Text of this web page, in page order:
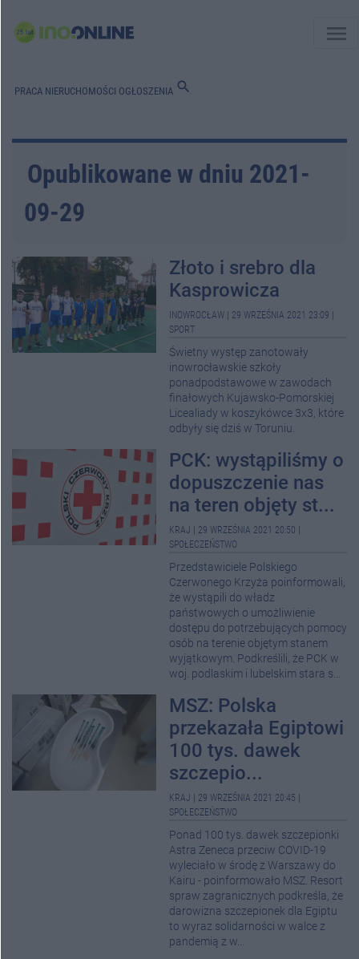
menu
PRACA NIERUCHOMOŚCI OGŁOSZENIA search
Opublikowane w dniu 2021-
09-29
Złoto i srebro dla
Kasprowicza
INOWROCŁAW 29 WRZEŚNIA 2021 23:09
SPORT
Świetny występ zanotowały
inowrocławskie szkoły
ponadpodstawowe w zawodach
finałowych Kujawsko-Pomorskiej
Licealiady w koszykówce 3x3, które
odbyły się dziś w Toruniu.
PCK: wystąpiliśmy o
dopuszczenie nas
na teren objęty st...
KRAJ 29 WRZEŚNIA 2021 20:50
SPOŁECZEŃSTWO
Przedstawiciele Polskiego
Czerwonego Krzyża poinformowali,
że wystąpili do władz
państwowych o umożliwienie
dostępu do potrzebujących pomocy
osób na terenie objętym stanem
wyjątkowym. Podkreślili, że PCK w
woj. podlaskim i lubelskim stara s...
MSZ: Polska
przekazała Egiptowi
100 tys. dawek
szczepio...
KRAJ 29 WRZEŚNIA 2021 20:45
SPOŁECZEŃSTWO
Ponad 100 tys. dawek szczepionki
Astra Zeneca przeciw COVID-19
wyleciało w środę z Warszawy do
Kairu - poinformowało MSZ. Resort
spraw zagranicznych podkreśla, że
darowizna szczepionek dla Egiptu
to wyraz solidarności w walce z
pandemią z w...